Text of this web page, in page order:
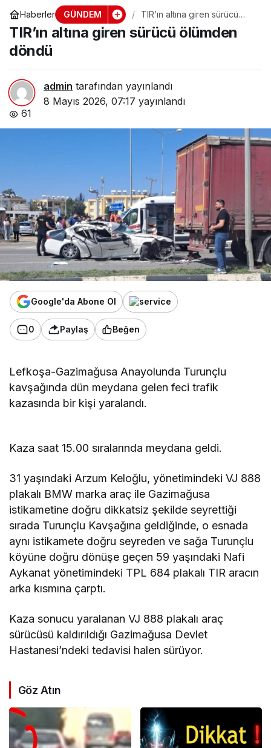
Haberler GÜNDEM
TIR’ın altına giren sürücü
ölümden döndü
TIR’ın altına giren sürücü ölümden
döndü
admin tarafından yayınlandı
8 Mayıs 2026, 07:17 yayınlandı
61
Google'da Abone Ol
0 Paylaş Beğen
Lefkoşa-Gazimağusa Anayolunda Turunçlu
kavşağında dün meydana gelen feci trafik
kazasında bir kişi yaralandı.
Kaza saat 15.00 sıralarında meydana geldi.
31 yaşındaki Arzum Keloğlu, yönetimindeki VJ 888
plakalı BMW marka araç ile Gazimağusa
istikametine doğru dikkatsiz şekilde seyrettiği
sırada Turunçlu Kavşağına geldiğinde, o esnada
aynı istikamete doğru seyreden ve sağa Turunçlu
köyüne doğru dönüşe geçen 59 yaşındaki Nafi
Aykanat yönetimindeki TPL 684 plakalı TIR aracın
arka kısmına çarptı.
Kaza sonucu yaralanan VJ 888 plakalı araç
sürücüsü kaldırıldığı Gazimağusa Devlet
Hastanesi’ndeki tedavisi halen sürüyor.
Göz Atın